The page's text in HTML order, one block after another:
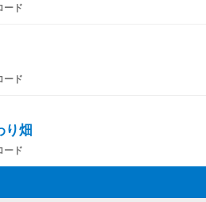
ード
ード
り畑
ード